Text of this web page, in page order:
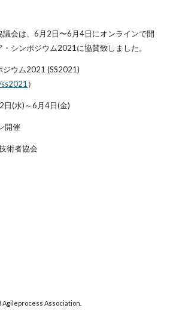
議会は、6月2日〜6月4日にオンラインで開
シンポジウム2021に協賛致しました。
ジウム2021 (SS2021)
）
日(水)～6月4日(金)
開催
術者協会
Agileprocess Association.